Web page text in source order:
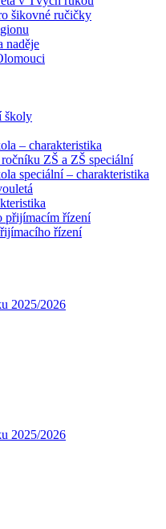
šikovné ručičky
naděje
školy
– charakteristika
ZŠ a ZŠ speciální
speciální – charakteristika
přijímacím řízení
řízení
2025/2026
2025/2026